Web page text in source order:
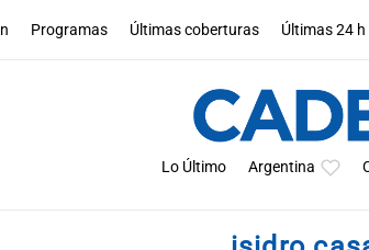
Programas Últimas coberturas Últimas 24 h
Lo Último Argentina